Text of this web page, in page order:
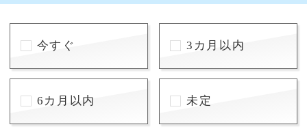
今すぐ 3カ月以内
6カ月以内 未定